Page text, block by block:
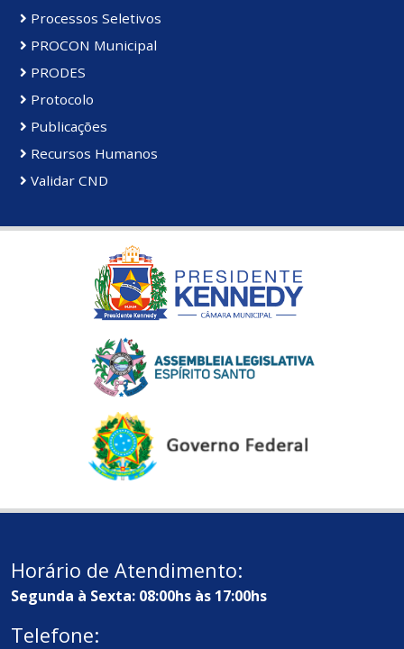
Processos Seletivos
PROCON Municipal
PRODES
Protocolo
Publicações
Recursos Humanos
Validar CND
Horário de Atendimento:
Segunda à Sexta: 08:00hs às 17:00hs
Telefone: